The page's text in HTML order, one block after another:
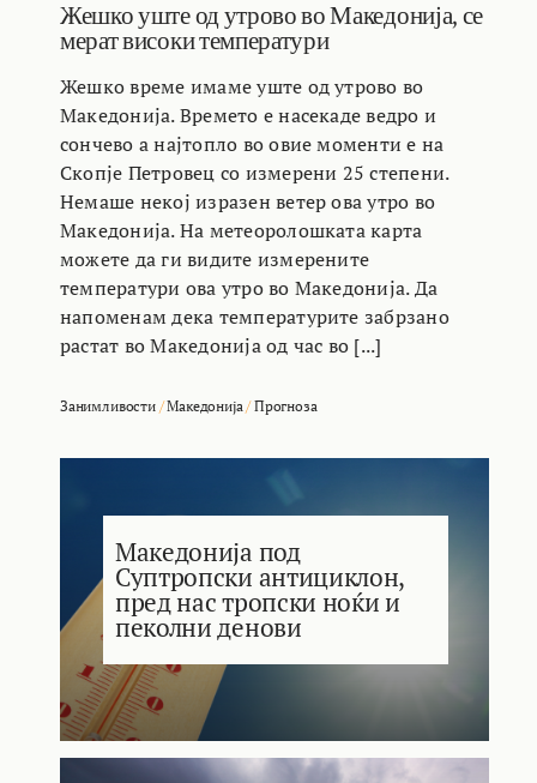
Жешко уште од утрово во Македонија, се
мерат високи температури
Жешко време имаме уште од утрово во
Македонија. Времето е насекаде ведро и
сончево а најтопло во овие моменти е на
Скопје Петровец со измерени 25 степени.
Немаше некој изразен ветер ова утро во
Македонија. На метеоролошката карта
можете да ги видите измерените
температури ова утро во Македонија. Да
напоменам дека температурите забрзано
растат во Македонија од час во [...]
Занимливости/Македонија/Прогноза
Македонија под
Суптропски антициклон,
пред нас тропски ноќи и
пеколни денови